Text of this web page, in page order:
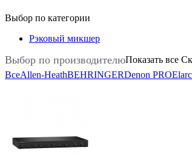
Выбор по категории
Рэковый микшер
Выбор по производителюПоказать все
ВсеAllen-HeathBEHRINGERDenon PRO